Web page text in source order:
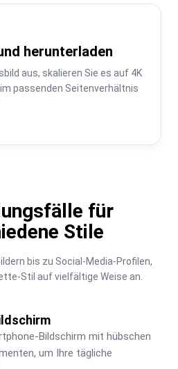
herunterladen
aus, skalieren Sie es auf 4K
passenden Seitenverhältnis
für
Stile
bis zu Social-Media-Profilen,
Stil auf vielfältige Weise an.
Bildschirm mit hübschen
um Ihre tägliche